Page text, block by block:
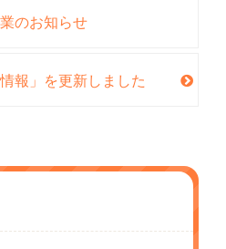
のお知らせ
報」を更新しました